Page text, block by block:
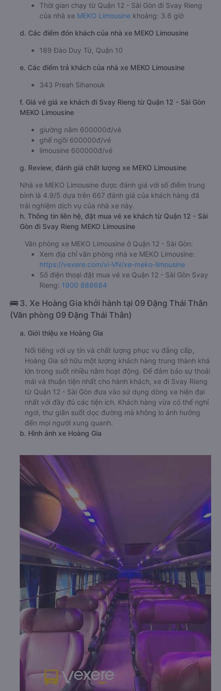
Thời gian chạy từ Quận 12 - Sài Gòn đi Svay Rieng
của nhà xe MEKO Limousine khoảng: 3.6 giờ
d. Các điểm đón khách của nhà xe MEKO Limousine
189 Đào Duy Từ, Quận 10
e. Các điểm trả khách của nhà xe MEKO Limousine
343 Preah Sihanouk
f. Giá vé giá xe khách đi Svay Rieng từ Quận 12 - Sài Gòn
MEKO Limousine
giường nằm 600000đ/vé
ghế ngồi 600000đ/vé
limousine 600000đ/vé
g. Review, đánh giá chất lượng xe MEKO Limousine
Nhà xe MEKO Limousine được đánh giá với số điểm trung
bình là 4.9/5 dựa trên 667 đánh giá của khách hàng đã
trải nghiệm dịch vụ của nhà xe này.
h. Thông tin liên hệ, đặt mua vé xe khách từ Quận 12 - Sài
Gòn đi Svay Rieng MEKO Limousine
Văn phòng xe MEKO Limousine ở Quận 12 - Sài Gòn:
Xem địa chỉ văn phòng nhà xe MEKO Limousine:
https://vexere.com/vi-VN/xe-meko-limousine
Số điện thoại đặt mua vé xe Quận 12 - Sài Gòn Svay
Rieng: 1900 888684
🚌 3. Xe Hoàng Gia khởi hành tại 09 Đặng Thái Thân
(Văn phòng 09 Đặng Thái Thân)
a. Giới thiệu xe Hoàng Gia
Nổi tiếng với uy tín và chất lượng phục vụ đẳng cấp,
Hoàng Gia sở hữu một lượng khách hàng trung thành khá
lớn trong suốt nhiều năm hoạt động. Để đảm bảo sự thoải
mái và thuận tiện nhất cho hành khách, xe đi Svay Rieng
từ Quận 12 - Sài Gòn đưa vào sử dụng dòng xe hiện đại
nhất với đầy đủ các tiện ích. Khách hàng vừa có thể nghỉ
ngơi, thư giãn suốt dọc đường mà không lo ảnh hưởng
đến mọi người xung quanh.
b. Hình ảnh xe Hoàng Gia